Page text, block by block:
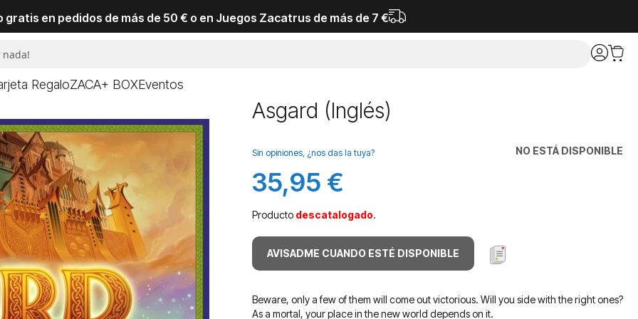
gratis en pedidos de más de 50 € o en Juegos Zacatrus de más de 7 €
RegaloZACA+ BOXEventos
Asgard (Inglés)
NO ESTÁ DISPONIBLE
Sin opiniones, ¿nos das la tuya?
35,95 €
Producto descatalogado.
AVISADME CUANDO ESTÉ DISPONIBLE
Beware, only a few of them will come out victorious. Will you side with the right ones?
As a mortal, your place in the new world depends on it.